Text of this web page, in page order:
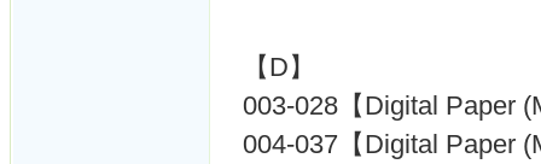
【D】
003-028【Digital Paper
004-037【Digital Paper